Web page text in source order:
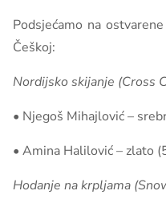
Podsjećamo na
Češkoj:
Nordijsko skijanje (Cross
• Njegoš Mihajlović –
• Amina Halilović – zlato
Hodanje na krpljama